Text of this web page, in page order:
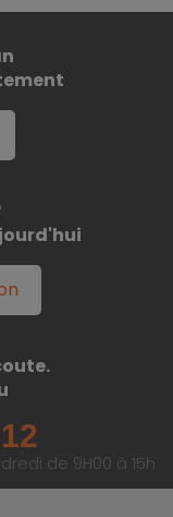
de 9H00 à 15h